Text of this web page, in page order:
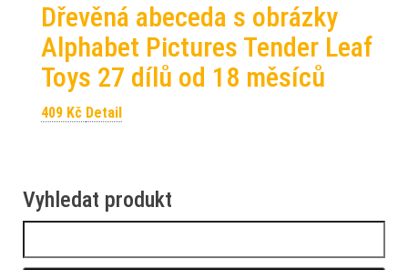
Dřevěná abeceda s obrázky
Alphabet Pictures Tender Leaf
Toys 27 dílů od 18 měsíců
409 Kč Detail
Vyhledat produkt